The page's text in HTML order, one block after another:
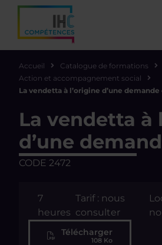
Accueil
Catalogue de formations
Action et accompagnement social
La vendetta à l’origine d’une demande
La vendetta à
d’une
CODE 2472
7
heures
Tarif : nous
consulter
Télécharger
108 Ko